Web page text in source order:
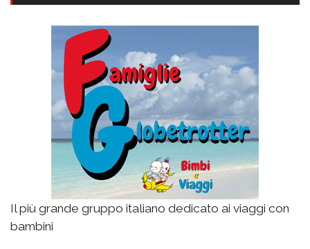
Il più grande gruppo italiano dedicato ai viaggi con
bambini